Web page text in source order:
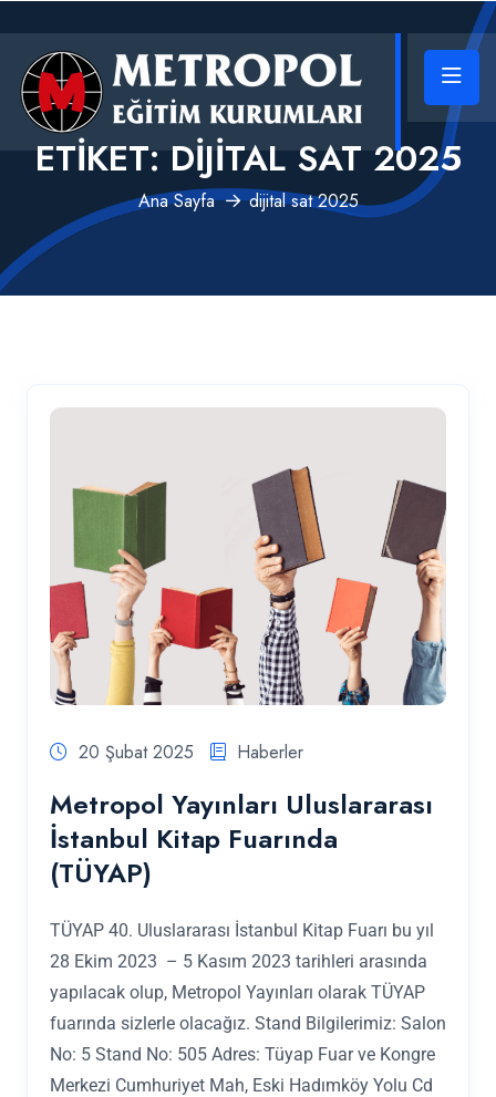
ETIKET:DIJITAL SAT 2025
Ana Sayfa dijital sat 2025
20 Şubat 2025 Haberler
Metropol Yayınları Uluslararası
İstanbul Kitap Fuarında
(TÜYAP)
TÜYAP 40. Uluslararası İstanbul Kitap Fuarı bu yıl
28 Ekim 2023 – 5 Kasım 2023 tarihleri arasında
yapılacak olup, Metropol Yayınları olarak TÜYAP
fuarında sizlerle olacağız. Stand Bilgilerimiz: Salon
No: 5 Stand No: 505 Adres: Tüyap Fuar ve Kongre
Merkezi Cumhuriyet Mah, Eski Hadımköy Yolu Cd